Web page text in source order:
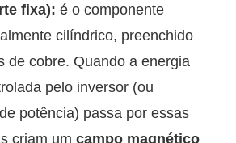
fixa): é o componente
cilíndrico, preenchido
de cobre. Quando a energia
pelo inversor (ou
potência) passa por essas
criam um campo magnético